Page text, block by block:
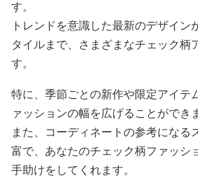
す。
トレンドを意識した最新のデザイン
タイルまで、さまざまなチェック柄
す。
特に、季節ごとの新作や限定アイテ
ァッションの幅を広げることができ
また、コーディネートの参考になる
富で、あなたのチェック柄ファッシ
手助けをしてくれます。